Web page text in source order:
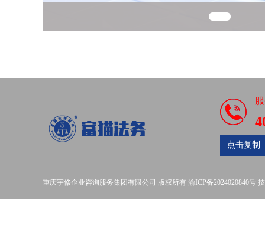
点击复制
重庆宇修企业咨询服务集团有限公司 版权所有 渝ICP备2024020840号